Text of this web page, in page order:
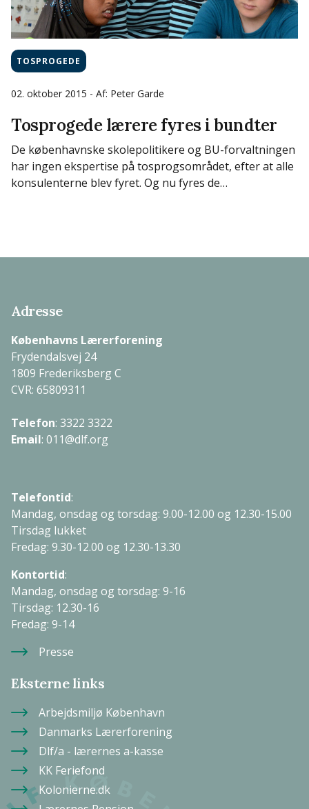
TOSPROGEDE
02. oktober 2015 - Af: Peter Garde
Tosprogede lærere fyres i bundter
De københavnske skolepolitikere og BU-forvaltningen
har ingen ekspertise på tosprogsområdet, efter at alle
konsulenterne blev fyret. Og nu fyres de…
Adresse
Københavns Lærerforening
Frydendalsvej 24
1809 Frederiksberg C
CVR: 65809311
Telefon: 3322 3322
Email: 011@dlf.org
Telefontid:
Mandag, onsdag og torsdag: 9.00-12.00 og 12.30-15.00
Tirsdag lukket
Fredag: 9.30-12.00 og 12.30-13.30
Kontortid:
Mandag, onsdag og torsdag: 9-16
Tirsdag: 12.30-16
Fredag: 9-14
Presse
Eksterne links
Arbejdsmiljø København
Danmarks Lærerforening
Dlf/a - lærernes a-kasse
KK Feriefond
Kolonierne.dk